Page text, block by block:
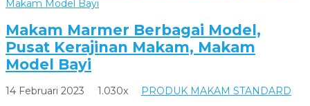
Makam Marmer Berbagai Model,
Pusat Kerajinan Makam, Makam
Model Bayi
14 Februari 2023 1.030x
PRODUK MAKAM STANDARD